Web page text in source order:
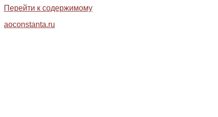
Перейти к содержимому
aoconstanta.ru